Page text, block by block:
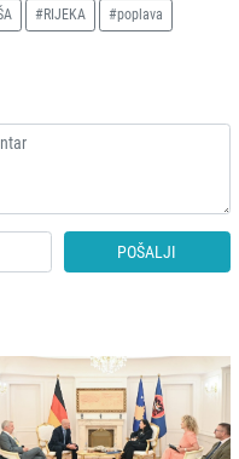
#RIJEKA #poplava
POŠALJI